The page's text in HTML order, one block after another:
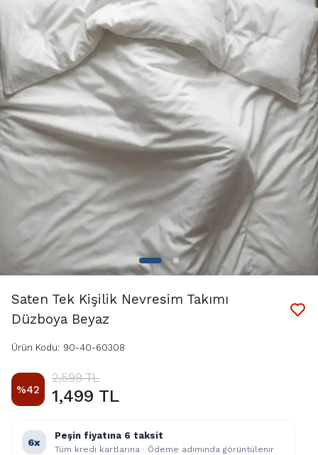
Saten Tek Kişilik Nevresim Takımı
Düzboya Beyaz
Ürün Kodu: 90-40-60308
%42
2,599 TL
1,499 TL
6x
Peşin fiyatına 6 taksit
Tüm kredi kartlarına · Ödeme adımında görüntülenir